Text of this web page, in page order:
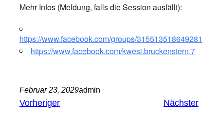
Mehr Infos (Meldung, falls die Session ausfällt):
https://www.facebook.com/groups/315513518649281
https://www.facebook.com/kwesi.bruckenstern.7
Februar 23, 2029admin
Vorheriger Nächster